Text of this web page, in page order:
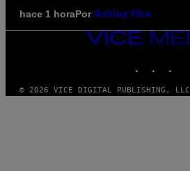
hace 1 horaPor Ashley Fike
VICE
MEDIA
© 2026 VICE DIGITAL PUBLISHING, LLC